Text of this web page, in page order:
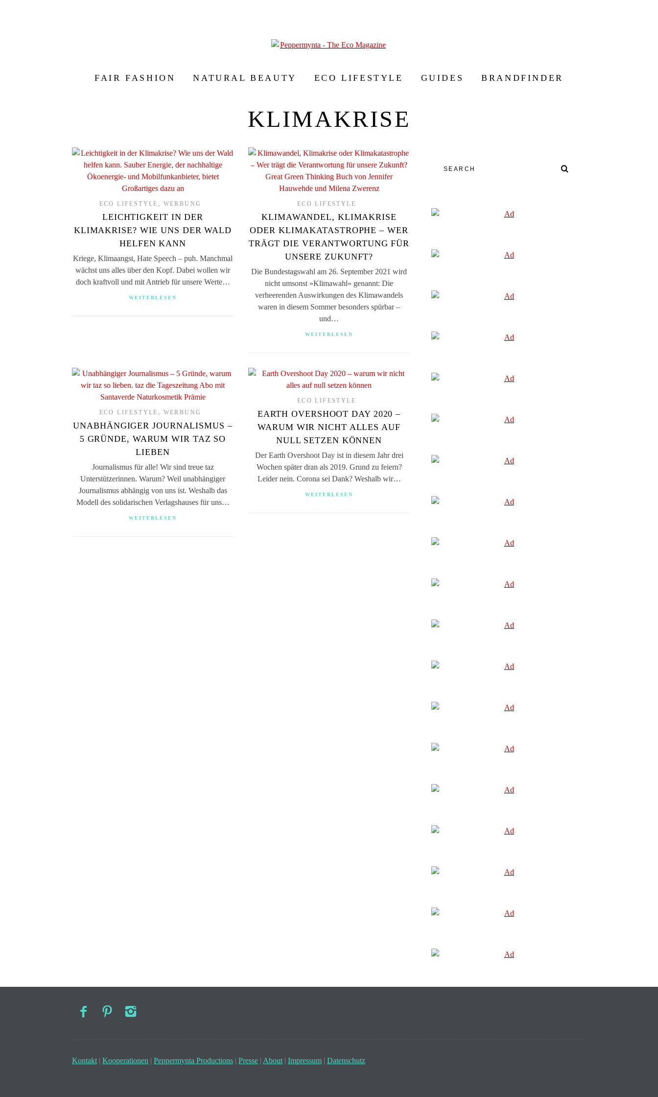
FAIR FASHION NATURAL BEAUTY ECO LIFESTYLE GUIDES BRANDFINDER
KLIMAKRISE
ECO LIFESTYLE , WERBUNG
LEICHTIGKEIT IN DER
KLIMAKRISE? WIE UNS DER WALD
HELFEN KANN
Kriege, Klimaangst, Hate Speech – puh. Manchmal
wächst uns alles über den Kopf. Dabei wollen wir
doch kraftvoll und mit Antrieb für unsere Werte…
WEITERLESEN
ECO LIFESTYLE
KLIMAWANDEL, KLIMAKRISE
ODER KLIMAKATASTROPHE – WER
TRÄGT DIE VERANTWORTUNG FÜR
UNSERE ZUKUNFT?
Die Bundestagswahl am 26. September 2021 wird
nicht umsonst »Klimawahl« genannt: Die
verheerenden Auswirkungen des Klimawandels
waren in diesem Sommer besonders spürbar –
und…
WEITERLESEN
ECO LIFESTYLE , WERBUNG
UNABHÄNGIGER JOURNALISMUS –
5 GRÜNDE, WARUM WIR TAZ SO
LIEBEN
Journalismus für alle! Wir sind treue taz
Unterstützerinnen. Warum? Weil unabhängiger
Journalismus abhängig von uns ist. Weshalb das
Modell des solidarischen Verlagshauses für uns…
WEITERLESEN
ECO LIFESTYLE
EARTH OVERSHOOT DAY 2020 –
WARUM WIR NICHT ALLES AUF
NULL SETZEN KÖNNEN
Der Earth Overshoot Day ist in diesem Jahr drei
Wochen später dran als 2019. Grund zu feiern?
Leider nein. Corona sei Dank? Weshalb wir…
WEITERLESEN
Kontakt | Kooperationen | Peppermynta Productions | Presse | About | Impressum | Datenschutz